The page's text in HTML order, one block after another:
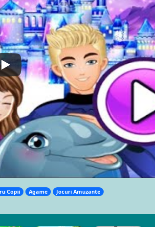
Copii Agame Jocuri Amuzante